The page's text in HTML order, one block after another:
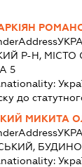
Р-Н,
5
до
МИКИТА